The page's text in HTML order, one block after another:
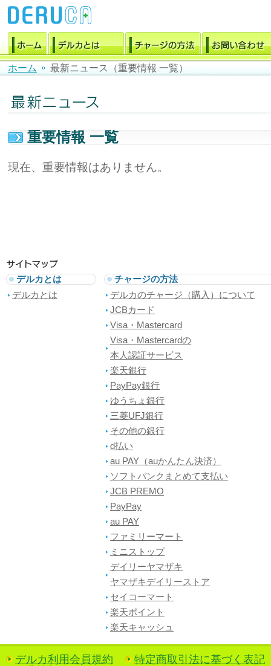
ホーム 最新ニュース（重要情報 一覧）
重要情報 一覧
現在、重要情報はありません。
デルカとは
デルカとは
チャージの方法
デルカのチャージ（購入）について
JCBカード
Visa・Mastercard
Visa・Mastercardの
本人認証サービス
楽天銀行
PayPay銀行
ゆうちょ銀行
三菱UFJ銀行
その他の銀行
d払い
au PAY（auかんたん決済）
ソフトバンクまとめて支払い
JCB PREMO
PayPay
au PAY
ファミリーマート
ミニストップ
デイリーヤマザキ
ヤマザキデイリーストア
セイコーマート
楽天ポイント
楽天キャッシュ
デルカ利用会員規約
特定商取引法に基づく表記